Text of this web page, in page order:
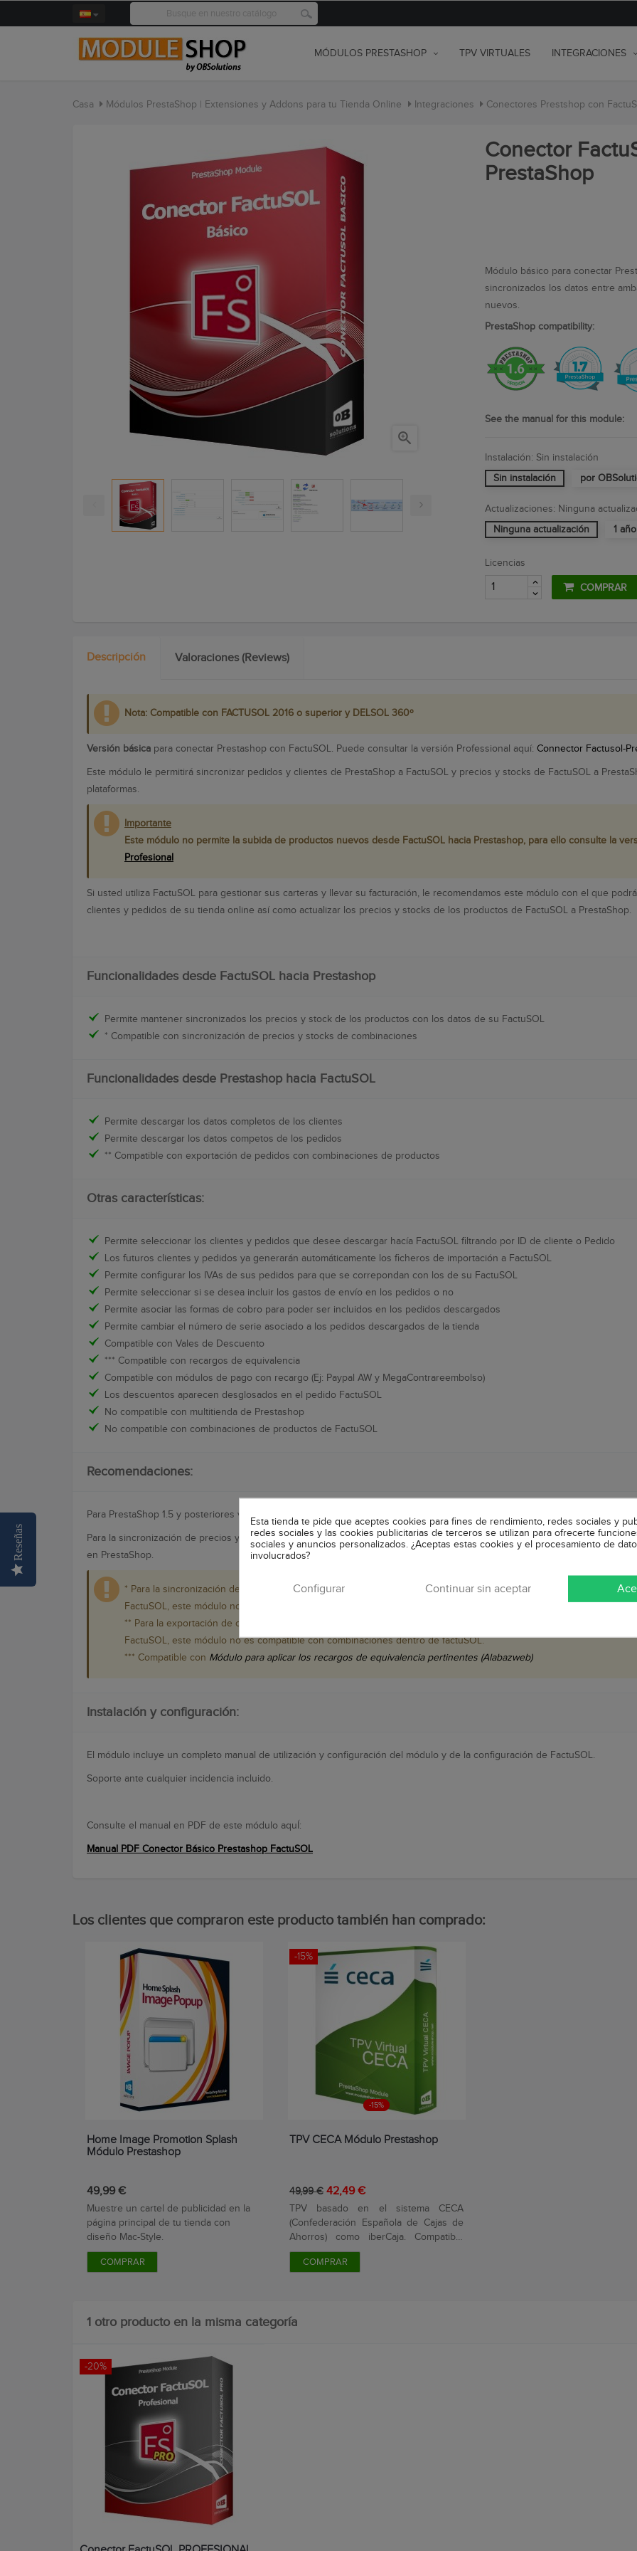
MÓDULOS PRESTASHOP TPV VIRTUALES INTEGRACIONES
Casa Módulos PrestaShop | Extensiones y Addons para tu Tienda Online Integraciones Conectores Prestshop con

Conector
PrestaShop
Módulo básico para conectar
sincronizados los datos entre
nuevos.
PrestaShop compatibility:
See the manual for this module:
Instalación: Sin instalación
Sin instalación
por
Actualizaciones: Ninguna
Ninguna actualización
1 año
Licencias
COMPRAR
Descripción Valoraciones (Reviews)
Nota: Compatible con FACTUSOL 2016 o superior y DELSOL 360º
Versión básica para conectar Prestashop con FactuSOL. Puede consultar la versión Professional aquí: Connector Factusol-
Este módulo le permitirá sincronizar pedidos y clientes de PrestaShop a FactuSOL y precios y stocks de FactuSOL a
plataformas.
Importante
Este módulo no permite la subida de productos nuevos desde FactuSOL hacia Prestashop, para ello consulte la
Profesional
Si usted utiliza FactuSOL para gestionar sus carteras y llevar su facturación, le recomendamos este módulo con el que
clientes y pedidos de su tienda online así como actualizar los precios y stocks de los productos de FactuSOL a PrestaShop.
Funcionalidades desde FactuSOL hacia Prestashop
Permite mantener sincronizados los precios y stock de los productos con los datos de su FactuSOL
* Compatible con sincronización de precios y stocks de combinaciones
Funcionalidades desde Prestashop hacia FactuSOL
Permite descargar los datos completos de los clientes
Permite descargar los datos competos de los pedidos
** Compatible con exportación de pedidos con combinaciones de productos
Otras características:
Permite seleccionar los clientes y pedidos que desee descargar hacía FactuSOL filtrando por ID de cliente o Pedido
Los futuros clientes y pedidos ya generarán automáticamente los ficheros de importación a FactuSOL
Permite configurar los IVAs de sus pedidos para que se correpondan con los de su FactuSOL
Permite seleccionar si se desea incluir los gastos de envío en los pedidos o no
Permite asociar las formas de cobro para poder ser incluidos en los pedidos descargados
Permite cambiar el número de serie asociado a los pedidos descargados de la tienda
Compatible con Vales de Descuento
*** Compatible con recargos de equivalencia
Compatible con módulos de pago con recargo (Ej: Paypal AW y MegaContrareembolso)
Los descuentos aparecen desglosados en el pedido FactuSOL
No compatible con multitienda de Prestashop
No compatible con combinaciones de productos de FactuSOL
Recomendaciones:
Para PrestaShop 1.5 y posteriores versiones recomendamos utilizar la configuración de registro en 1 único paso, para una
Para la sincronización de precios y stock de productos de FactuSOL a PrestaShop es necesario que el Código de artículo
en PrestaShop.
* Para la sincronización de combinaciones es necesario que cada combinación de Prestashop conste como un
FactuSOL, este módulo no es compatible con combinaciones dentro de factuSOL.
** Para la exportación de combinaciones es necesario que cada combinación de Prestashop conste como un
FactuSOL, este módulo no es compatible con combinaciones dentro de factuSOL.
*** Compatible con Módulo para aplicar los recargos de equivalencia pertinentes (Alabazweb)
Instalación y configuración:
El módulo incluye un completo manual de utilización y configuración del módulo y de la configuración de FactuSOL.
Soporte ante cualquier incidencia incluido.
Consulte el manual en PDF de este módulo aquÍ:
Manual PDF Conector Básico Prestashop FactuSOL
Los clientes que compraron este producto también han comprado:
Home Image Promotion Splash
Módulo Prestashop
49,99 €
Muestre un cartel de publicidad en la
página principal de tu tienda con
diseño Mac-Style.
COMPRAR
-15%
-15%
TPV CECA Módulo Prestashop
49,99 € 42,49 €
TPV basado en el sistema CECA
(Confederación Española de Cajas de
Ahorros) como iberCaja. Compatible
con...
COMPRAR
1 otro producto en la misma categoría
-20%
Esta tienda te pide que aceptes cookies para fines de rendimiento, redes sociales y
redes sociales y las cookies publicitarias de terceros se utilizan para ofrecerte
sociales y anuncios personalizados. ¿Aceptas estas cookies y el procesamiento de
involucrados?
Continuar sin aceptar
Configurar
Reseñas